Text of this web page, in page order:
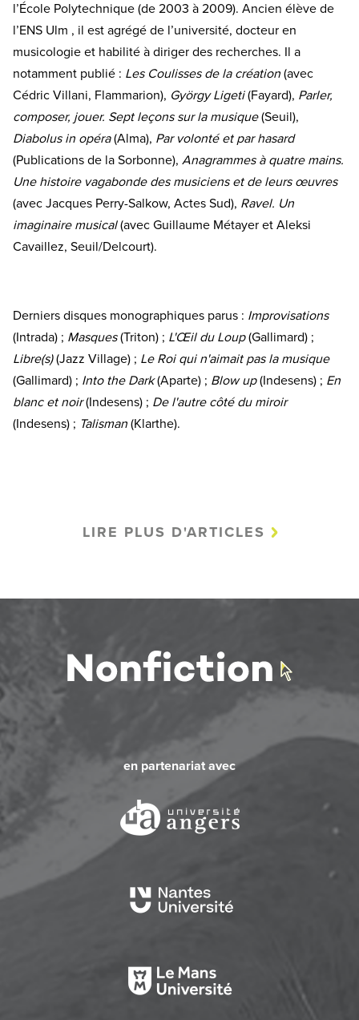
l’École Polytechnique (de 2003 à 2009). Ancien élève de
l’ENS Ulm , il est agrégé de l’université, docteur en
musicologie et habilité à diriger des recherches. Il a
notamment publié : Les Coulisses de la création (avec
Cédric Villani, Flammarion), György Ligeti(Fayard), Parler,
composer, jouer. Sept leçons sur la musique(Seuil),
Diabolus in opéra(Alma), Par volonté et par hasard
(Publications de la Sorbonne), Anagrammes à quatre mains.
Une histoire vagabonde des musiciens et de leurs œuvres
(avec Jacques Perry-Salkow, Actes Sud), Ravel. Un
imaginaire musical(avec Guillaume Métayer et Aleksi
Cavaillez, Seuil/Delcourt).
Derniers disques monographiques parus : Improvisations
(Intrada) ; Masques(Triton) ; L'Œil du Loup(Gallimard) ;
Libre(s)(Jazz Village) ; Le Roi qui n'aimait pas la musique
(Gallimard) ; Into the Dark(Aparte) ; Blow up(Indesens) ; En
blanc et noir(Indesens) ; De l'autre côté du miroir
(Indesens) ; Talisman (Klarthe).
LIRE PLUS D'ARTICLES
en partenariat avec